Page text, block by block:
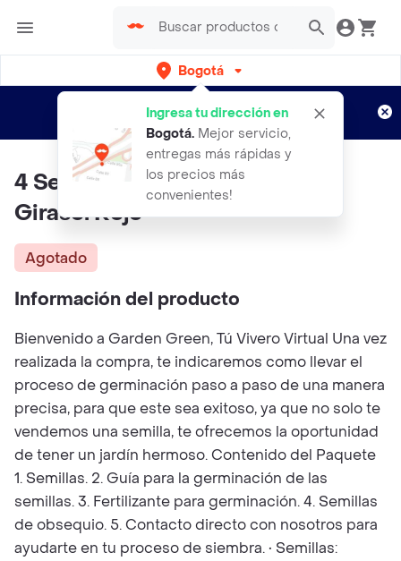
Bogotá
Ingresa tu dirección en
Bogotá. Mejor servicio,
entregas más rápidas y
los precios más
convenientes!
envíos gratis por semanas
Aplican TyC
4 Semillas Orgánicas De Flor
Girasol Rojo
Agotado
Información del producto
Bienvenido a Garden Green, Tú Vivero Virtual Una vez
realizada la compra, te indicaremos como llevar el
proceso de germinación paso a paso de una manera
precisa, para que este sea exitoso, ya que no solo te
vendemos una semilla, te ofrecemos la oportunidad
de tener un jardín hermoso. Contenido del Paquete
1. Semillas. 2. Guía para la germinación de las
semillas. 3. Fertilizante para germinación. 4. Semillas
de obsequio. 5. Contacto directo con nosotros para
ayudarte en tu proceso de siembra. • Semillas: